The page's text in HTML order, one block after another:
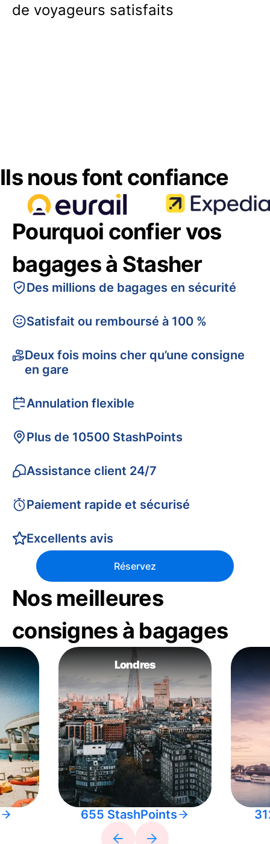
de voyageurs satisfaits
Ils nous font confiance
Pourquoi confier vos
bagages à Stasher
Des millions de bagages en sécurité
Satisfait ou remboursé à 100 %
Deux fois moins cher qu’une consigne
en gare
Annulation flexible
Plus de 10500 StashPoints
Assistance client 24/7
Paiement rapide et sécurisé
Excellents avis
Réservez
Nos meilleures
consignes à bagages
Londres
655 StashPoints